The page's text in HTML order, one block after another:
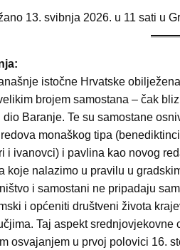
13. svibnja 2026. u 11 sati u
istočne Hrvatske
brojem samostana – čak
dio Baranje. Te su samostane
monaškog tipa
i ivanovci) i pavlina kao novog
koje nalazimo u pravilu u
i samostani ne pripadaju
i općeniti društveni života
Taj aspekt
osvajanjem u prvoj polovici 16.